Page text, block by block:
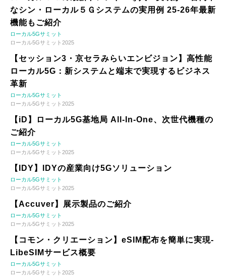
なシン・ローカル５Ｇシステムの実用例 25-26年最新
機能もご紹介
ローカル5Gサミット
ローカル5Gサミット2025
【セッション3・京セラみらいエンビジョン】高性能
ローカル5G：新システムと端末で実現するビジネス
革新
ローカル5Gサミット
ローカル5Gサミット2025
【iD】ローカル5G基地局 All-In-One、次世代機種の
ご紹介
ローカル5Gサミット
ローカル5Gサミット2025
【IDY】IDYの産業向け5Gソリューション
ローカル5Gサミット
ローカル5Gサミット2025
【Accuver】展示製品のご紹介
ローカル5Gサミット
ローカル5Gサミット2025
【コモン・クリエーション】eSIM配布を簡単に実現-
LibeSIMサービス概要
ローカル5Gサミット
ローカル5Gサミット2025